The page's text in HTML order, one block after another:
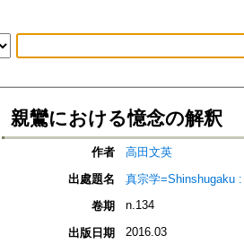
親鸞における憶念の解釈
作者
高田文英
出處題名
真宗学=Shinshugaku
卷期
n.134
出版日期 2016.03